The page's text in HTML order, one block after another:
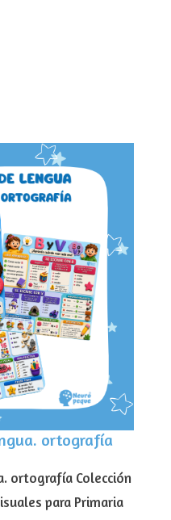
ortografía
ortografía Colección
para Primaria